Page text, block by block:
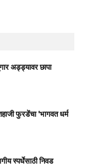
अड्ड्यावर छापा
फुरडेंचा 'भागवत धर्म
स्पर्धेसाठी निवड